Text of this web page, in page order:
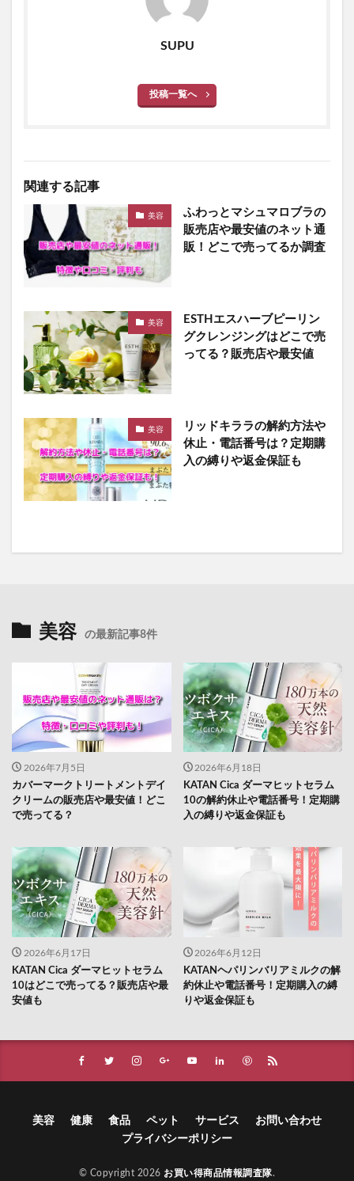
SUPU
投稿一覧へ
関連する記事
美容
ふわっとマシュマロブラの
販売店や最安値のネット通
販！どこで売ってるか調査
美容
ESTHエスハーブピーリン
グクレンジングはどこで売
ってる？販売店や最安値
美容
リッドキララの解約方法や
休止・電話番号は？定期購
入の縛りや返金保証も
美容 の最新記事8件
2026年7月5日
カバーマークトリートメントデイ
クリームの販売店や最安値！どこ
で売ってる？
2026年6月18日
KATAN Cica ダーマヒットセラム
10の解約休止や電話番号！定期購
入の縛りや返金保証も
2026年6月17日
KATAN Cica ダーマヒットセラム
10はどこで売ってる？販売店や最
安値も
2026年6月12日
KATANヘパリンバリアミルクの解
約休止や電話番号！定期購入の縛
りや返金保証も
美容 健康 食品 ペット サービス
お問い合わせ
プライバシーポリシー
© Copyright 2026 お買い得商品情報調査隊.